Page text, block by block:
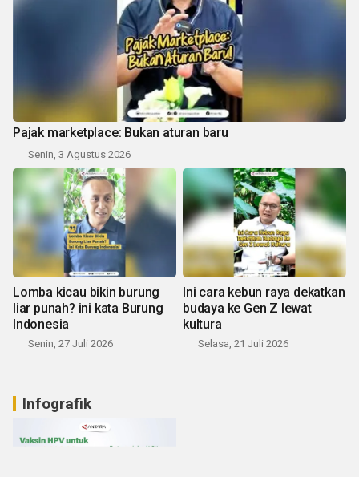
Pajak marketplace: Bukan aturan baru
Senin, 3 Agustus 2026
Lomba kicau bikin burung
liar punah? ini kata Burung
Indonesia
Senin, 27 Juli 2026
Ini cara kebun raya dekatkan
budaya ke Gen Z lewat
kultura
Selasa, 21 Juli 2026
Infografik